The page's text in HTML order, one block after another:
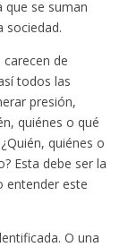
que se suman
sociedad.
de
todos las
presión,
quiénes o qué
quiénes o
Esta debe ser la
entender este
O una